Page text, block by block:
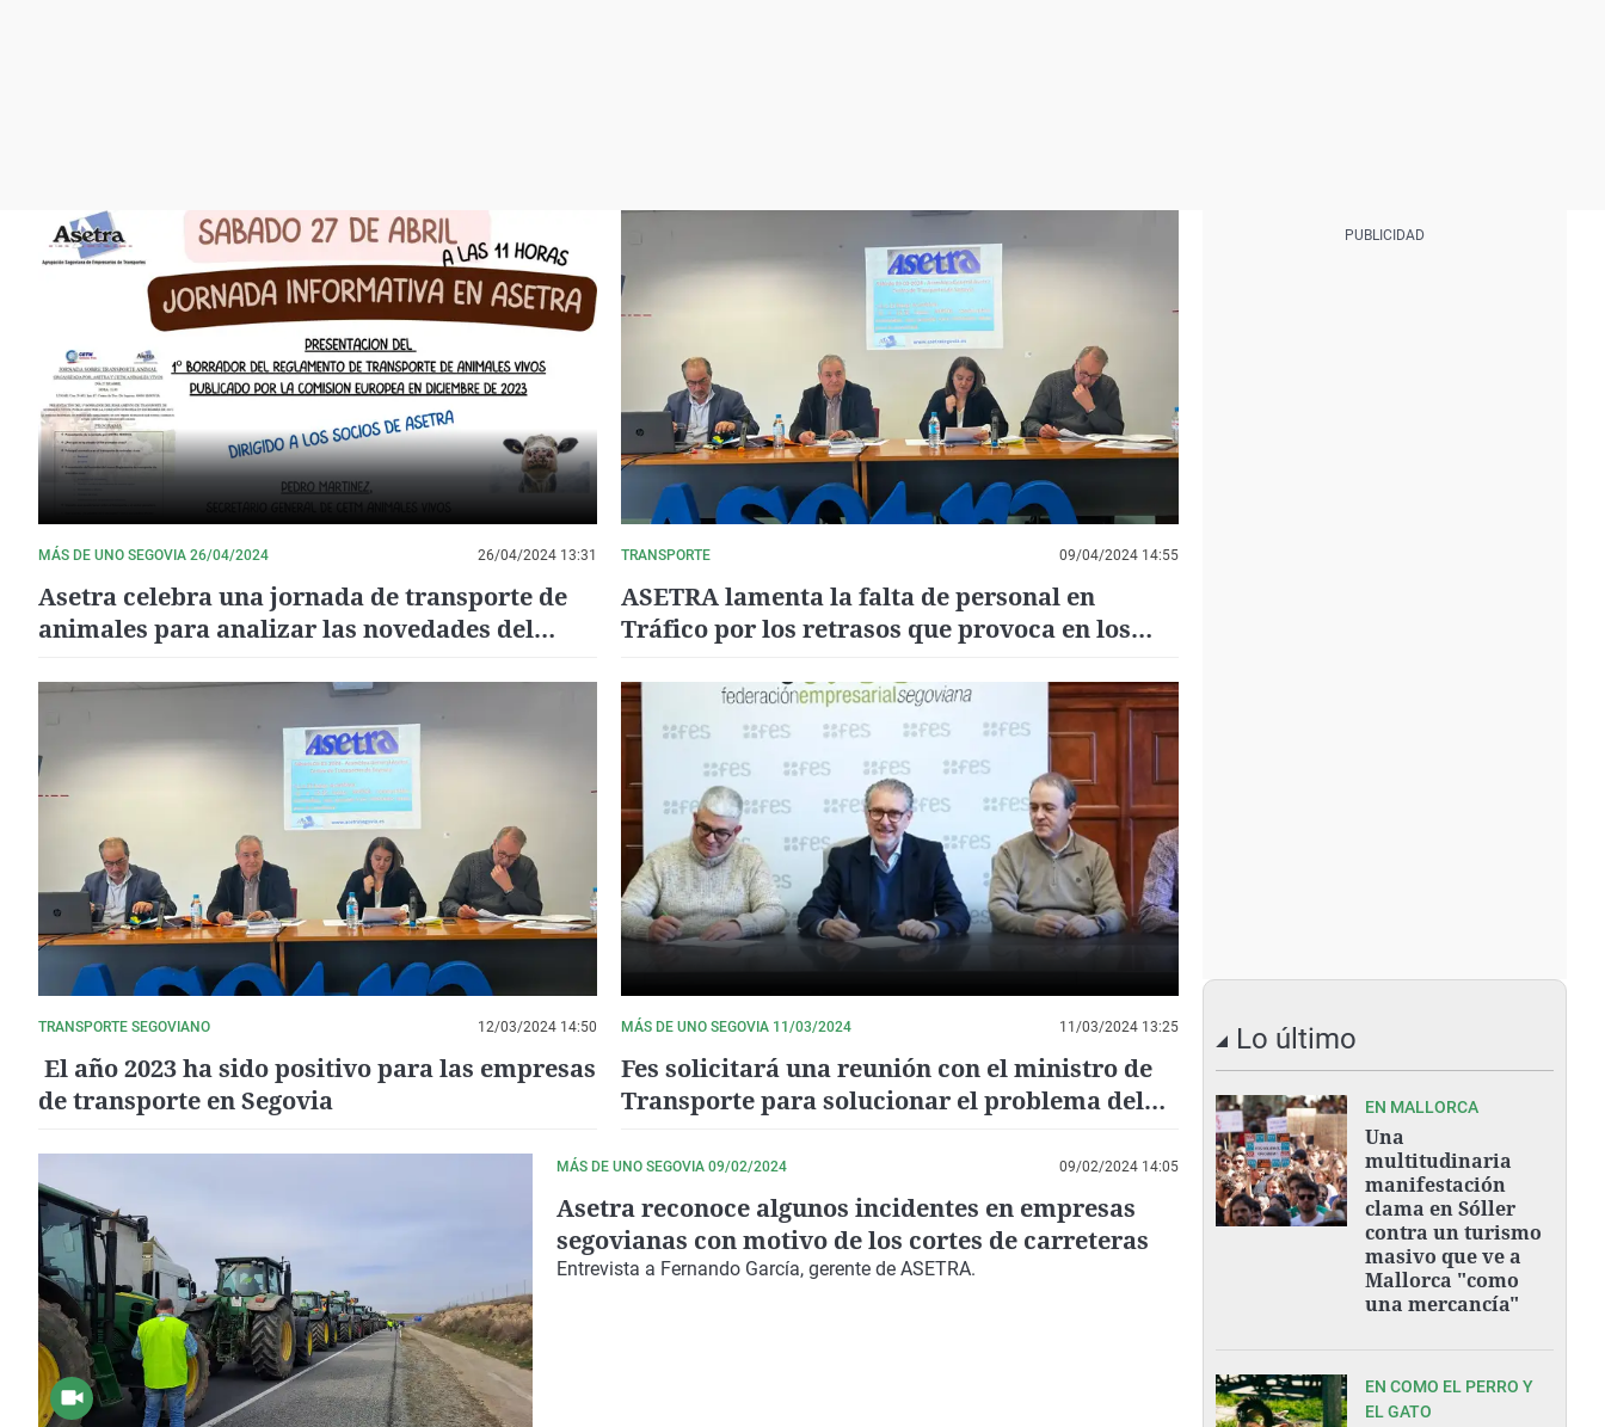
MÁS DE UNO SEGOVIA 26/04/2024 26/04/2024 13:31
Asetra celebra una jornada de transporte de
animales para analizar las novedades del
TRANSPORTE 09/04/2024 14:55
ASETRA lamenta la falta de personal en
Tráfico por los retrasos que provoca en los
TRANSPORTE SEGOVIANO 12/03/2024 14:50
​ El año 2023 ha sido positivo para las empresas
de transporte en Segovia
MÁS DE UNO SEGOVIA 11/03/2024 11/03/2024 13:25
Fes solicitará una reunión con el ministro de
Transporte para solucionar el problema del
MÁS DE UNO SEGOVIA 09/02/2024 09/02/2024 14:05
Asetra reconoce algunos incidentes en empresas
segovianas con motivo de los cortes de carreteras
Entrevista a Fernando García, gerente de ASETRA.
Lo último
EN MALLORCA
Una
multitudinaria
manifestación
clama en Sóller
contra un turismo
masivo que ve a
Mallorca "como
una mercancía"
EN COMO EL PERRO Y
EL GATO